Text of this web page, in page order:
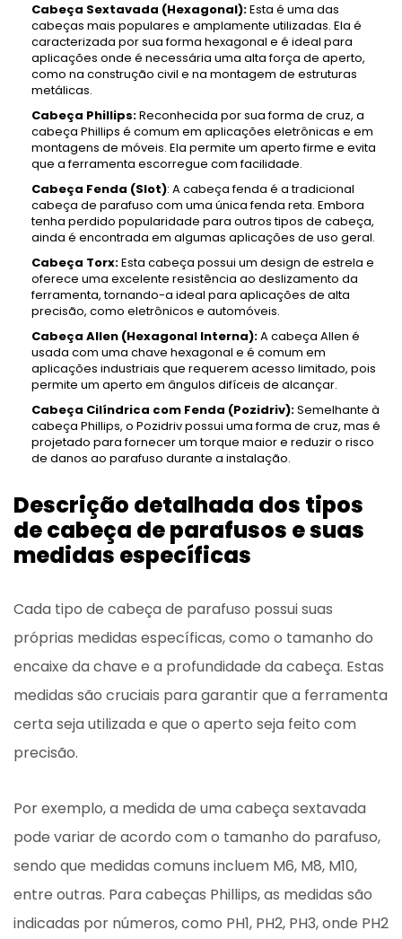
Cabeça Sextavada (Hexagonal):Esta é uma das
cabeças mais populares e amplamente utilizadas. Ela é
caracterizada por sua forma hexagonal e é ideal para
aplicações onde é necessária uma alta força de aperto,
como na construção civil e na montagem de estruturas
metálicas.
Cabeça Phillips:Reconhecida por sua forma de cruz, a
cabeça Phillips é comum em aplicações eletrônicas e em
montagens de móveis. Ela permite um aperto firme e evita
que a ferramenta escorregue com facilidade.
Cabeça Fenda (Slot): A cabeça fenda é a tradicional
cabeça de parafuso com uma única fenda reta. Embora
tenha perdido popularidade para outros tipos de cabeça,
ainda é encontrada em algumas aplicações de uso geral.
Cabeça Torx:Esta cabeça possui um design de estrela e
oferece uma excelente resistência ao deslizamento da
ferramenta, tornando-a ideal para aplicações de alta
precisão, como eletrônicos e automóveis.
Cabeça Allen (Hexagonal Interna):A cabeça Allen é
usada com uma chave hexagonal e é comum em
aplicações industriais que requerem acesso limitado, pois
permite um aperto em ângulos difíceis de alcançar.
Cabeça Cilíndrica com Fenda (Pozidriv):Semelhante à
cabeça Phillips, o Pozidriv possui uma forma de cruz, mas é
projetado para fornecer um torque maior e reduzir o risco
de danos ao parafuso durante a instalação.
Descrição detalhada dos tipos
de cabeça de parafusos e suas
medidas específicas
Cada tipo de cabeça de parafuso possui suas
próprias medidas específicas, como o tamanho do
encaixe da chave e a profundidade da cabeça. Estas
medidas são cruciais para garantir que a ferramenta
certa seja utilizada e que o aperto seja feito com
precisão.
Por exemplo, a medida de uma cabeça sextavada
pode variar de acordo com o tamanho do parafuso,
sendo que medidas comuns incluem M6, M8, M10,
entre outras. Para cabeças Phillips, as medidas são
indicadas por números, como PH1, PH2, PH3, onde PH2